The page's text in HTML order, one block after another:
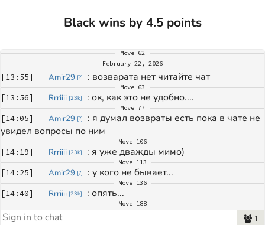
Black wins by 4.5 points
Move 62
February 22, 2026
[13:55] Amir29 [?] : возварата нет читайте чат
Move 63
[13:56] Rrriiii [23k] : ок, как это не удобно....
Move 77
[14:05] Amir29 [?] : я думал возвраты есть пока в чате не
увидел вопросы по ним
Move 106
[14:19] Rrriiii [23k] : я уже дважды мимо)
Move 113
[14:25] Amir29 [?] : у кого не бывает...
Move 136
[14:40] Rrriiii [23k] : опять...
Move 188
[14:52] Amir29 : ? 1